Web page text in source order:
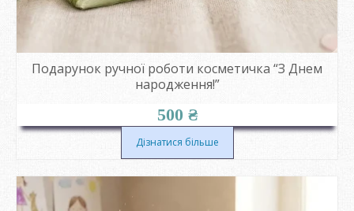
Подарунок ручної роботи косметичка “З Днем
народження!”
500 ₴
Дізнатися більше